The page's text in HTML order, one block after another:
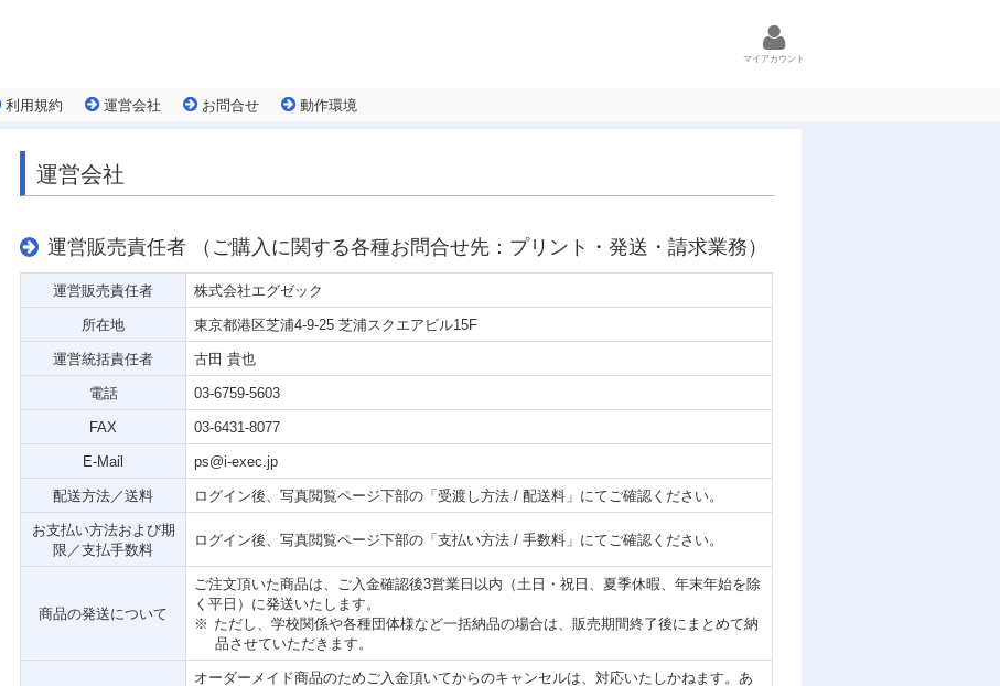
マイアカウント
利用規約 運営会社 お問合せ 動作環境
運営会社
運営販売責任者 （ご購入に関する各種お問合せ先：プリント・発送・請求業務）
運営販売責任者 株式会社エグゼック
所在地 東京都港区芝浦4-9-25 芝浦スクエアビル15F
運営統括責任者 古田 貴也
電話 03-6759-5603
FAX 03-6431-8077
E-Mail ps@i-exec.jp
配送方法／送料 ログイン後、写真閲覧ページ下部の「受渡し方法 / 配送料」にてご確認ください。
お支払い方法および期
限／支払手数料
ログイン後、写真閲覧ページ下部の「支払い方法 / 手数料」にてご確認ください。
商品の発送について
ご注文頂いた商品は、ご入金確認後3営業日以内（土日・祝日、夏季休暇、年末年始を除
く平日）に発送いたします。
ただし、学校関係や各種団体様など一括納品の場合は、販売期間終了後にまとめて納
品させていただきます。
オーダーメイド商品のためご入金頂いてからのキャンセルは、対応いたしかねます。あ